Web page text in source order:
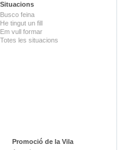
Situacions
Busco feina
He tingut un fill
Em vull formar
Totes les situacions
Promoció de la Vila